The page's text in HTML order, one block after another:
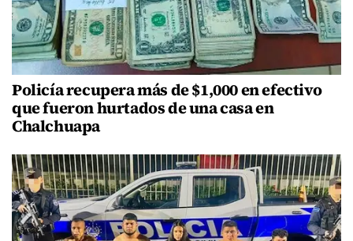
Policía recupera más de $1,000 en efectivo
que fueron hurtados de una casa en
Chalchuapa